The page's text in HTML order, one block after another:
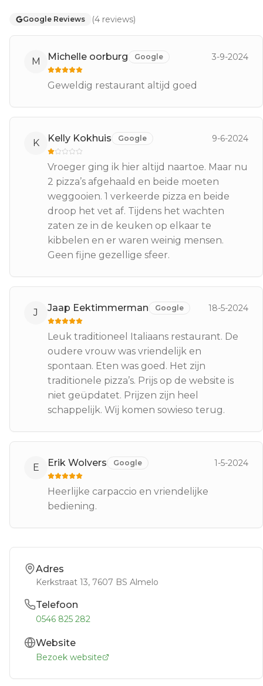
Google Reviews (4 reviews)
M Michelle oorburg Google 3-9-2024
Geweldig restaurant altijd goed
K Kelly Kokhuis Google 9-6-2024
Vroeger ging ik hier altijd naartoe. Maar nu
2 pizza’s afgehaald en beide moeten
weggooien. 1 verkeerde pizza en beide
droop het vet af. Tijdens het wachten
zaten ze in de keuken op elkaar te
kibbelen en er waren weinig mensen.
Geen fijne gezellige sfeer.
J Jaap Eektimmerman Google 18-5-2024
Leuk traditioneel Italiaans restaurant. De
oudere vrouw was vriendelijk en
spontaan. Eten was goed. Het zijn
traditionele pizza’s. Prijs op de website is
niet geüpdatet. Prijzen zijn heel
schappelijk. Wij komen sowieso terug.
E Erik Wolvers Google 1-5-2024
Heerlijke carpaccio en vriendelijke
bediening.
Adres
Kerkstraat 13, 7607 BS Almelo
Telefoon
0546 825 282
Website
Bezoek website